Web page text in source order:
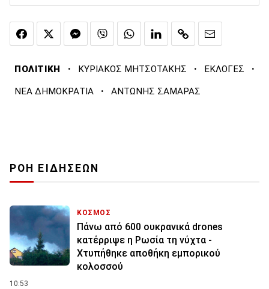
ΠΟΛΙΤΙΚΗ · ΚΥΡΙΑΚΟΣ ΜΗΤΣΟΤΑΚΗΣ · ΕΚΛΟΓΕΣ ·
ΝΕΑ ΔΗΜΟΚΡΑΤΙΑ · ΑΝΤΩΝΗΣ ΣΑΜΑΡΑΣ
ΡΟΗ ΕΙΔΗΣΕΩΝ
ΚΟΣΜΟΣ
Πάνω από 600 ουκρανικά drones
κατέρριψε η Ρωσία τη νύχτα -
Χτυπήθηκε αποθήκη εμπορικού
κολοσσού
10:53